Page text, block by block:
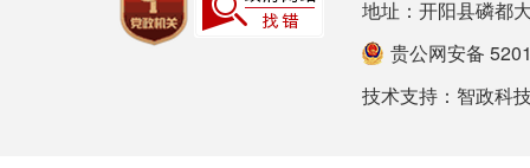
地址：开阳县磷都
贵公网安备
技术支持： 智政科